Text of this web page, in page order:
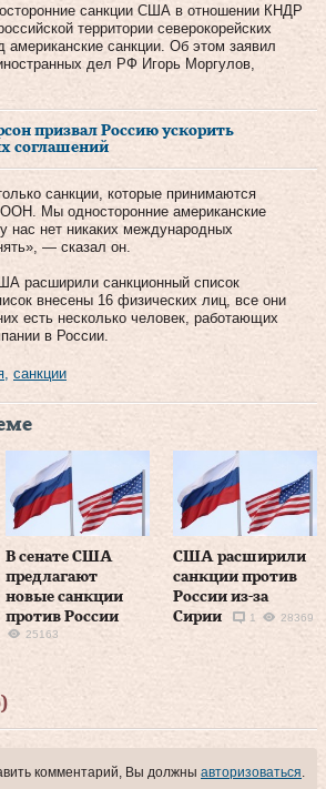
санкции США в отношении КНДР
территории северокорейских
американские санкции. Об этом заявил
дел РФ Игорь Моргулов,
призвал Россию ускорить
соглашений
санкции, которые принимаются
Мы односторонние американские
нас нет никаких международных
— сказал он.
расширили санкционный список
внесены 16 физических лиц, все они
есть несколько человек, работающих
в России.
санкции
В сенате США
предлагают
новые санкции
против России
25163
США расширили
санкции против
России из-за
Сирии
1 28369
комментарий, Вы должны авторизоваться.